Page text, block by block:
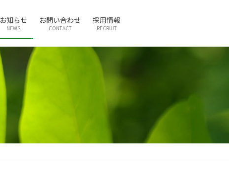
お知らせ
NEWS
お問い合わせ
CONTACT
採用情報
RECRUIT